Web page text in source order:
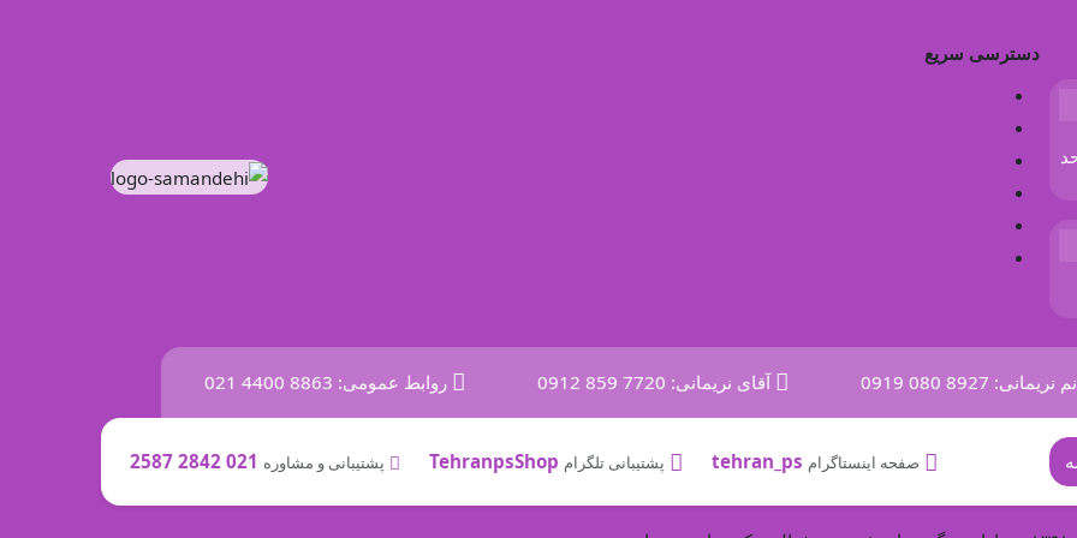
طبقه 3 ، واحد
دسترسی سریع
نریمانی: 0919 080 8927 آقای نریمانی: 0912 859 7720 روابط عمومی: 021 4400 8863
صفحه اینستاگرام tehran_ps پشتیبانی تلگرام TehranpsShop پشتیبانی و مشاوره 021 2842 2587